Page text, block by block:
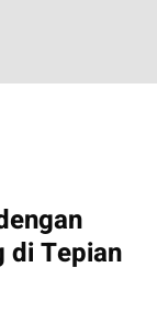
di Tepian